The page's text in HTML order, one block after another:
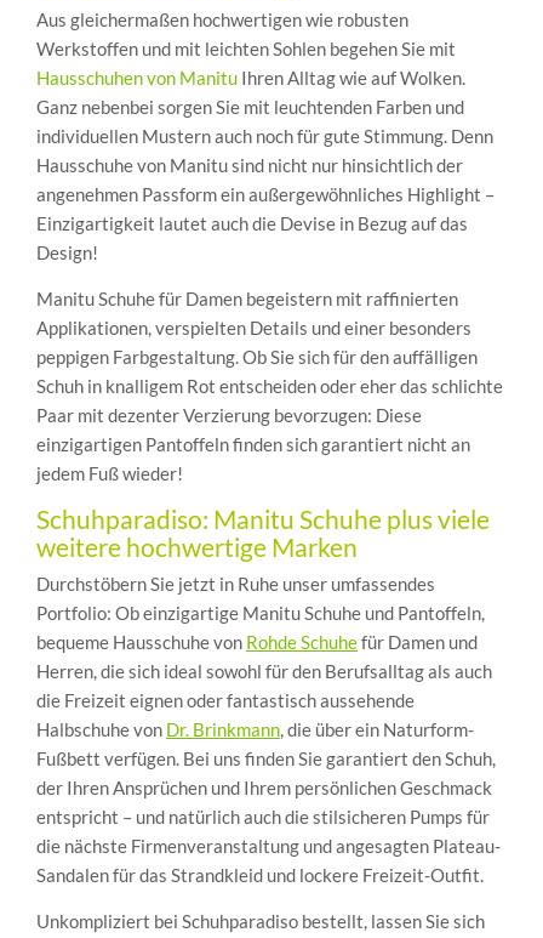
Aus gleichermaßen hochwertigen wie robusten
Werkstoffen und mit leichten Sohlen begehen Sie mit
Hausschuhen von Manitu Ihren Alltag wie auf Wolken.
Ganz nebenbei sorgen Sie mit leuchtenden Farben und
individuellen Mustern auch noch für gute Stimmung. Denn
Hausschuhe von Manitu sind nicht nur hinsichtlich der
angenehmen Passform ein außergewöhnliches Highlight –
Einzigartigkeit lautet auch die Devise in Bezug auf das
Design!
Manitu Schuhe für Damen begeistern mit raffinierten
Applikationen, verspielten Details und einer besonders
peppigen Farbgestaltung. Ob Sie sich für den auffälligen
Schuh in knalligem Rot entscheiden oder eher das schlichte
Paar mit dezenter Verzierung bevorzugen: Diese
einzigartigen Pantoffeln finden sich garantiert nicht an
jedem Fuß wieder!
Schuhparadiso: Manitu Schuhe plus viele
weitere hochwertige Marken
Durchstöbern Sie jetzt in Ruhe unser umfassendes
Portfolio: Ob einzigartige Manitu Schuhe und Pantoffeln,
bequeme Hausschuhe von Rohde Schuhefür Damen und
Herren, die sich ideal sowohl für den Berufsalltag als auch
die Freizeit eignen oder fantastisch aussehende
Halbschuhe von Dr. Brinkmann, die über ein Naturform-
Fußbett verfügen. Bei uns finden Sie garantiert den Schuh,
der Ihren Ansprüchen und Ihrem persönlichen Geschmack
entspricht – und natürlich auch die stilsicheren Pumps für
die nächste Firmenveranstaltung und angesagten Plateau-
Sandalen für das Strandkleid und lockere Freizeit-Outfit.
Unkompliziert bei Schuhparadiso bestellt, lassen Sie sich